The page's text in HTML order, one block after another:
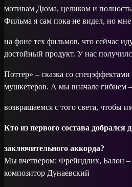
мотивам Дюма, целиком и
Фильма я сам пока не видел, но мне
на фоне тех фильмов, что сейчас
достойный продукт. У нас
Поттер» – сказка со спецэффектами
мушкетеров. А мы вначале гибнем
возвращаемся с того света, чтобы
Кто из первого состава добрался
заключительного аккорда?
Мы вчетвером: Фрейндлих, Балон
композитор Дунаевский